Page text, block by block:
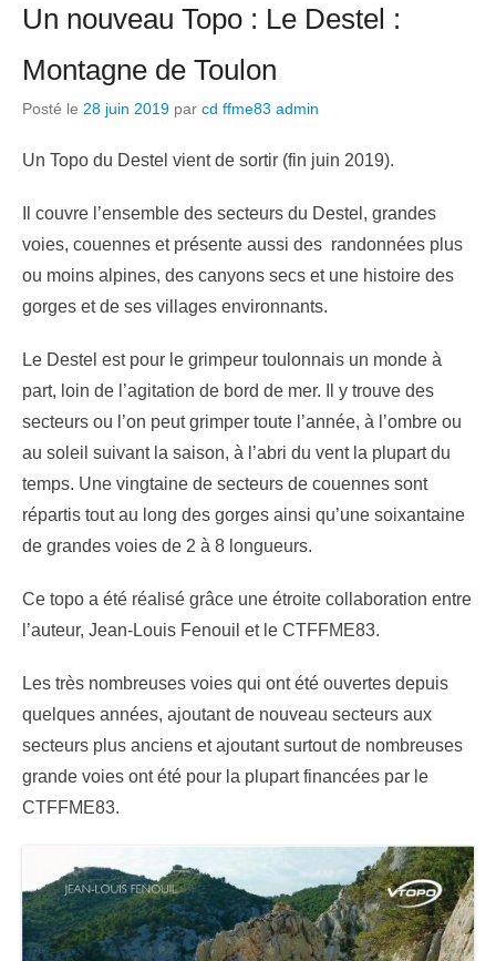
Un nouveau Topo : Le Destel :
Montagne de Toulon
Posté le 28 juin 2019 par cd ffme83 admin
Un Topo du Destel vient de sortir (fin juin 2019).
Il couvre l’ensemble des secteurs du Destel, grandes
voies, couennes et présente aussi des randonnées plus
ou moins alpines, des canyons secs et une histoire des
gorges et de ses villages environnants.
Le Destel est pour le grimpeur toulonnais un monde à
part, loin de l’agitation de bord de mer. Il y trouve des
secteurs ou l’on peut grimper toute l’année, à l’ombre ou
au soleil suivant la saison, à l’abri du vent la plupart du
temps. Une vingtaine de secteurs de couennes sont
répartis tout au long des gorges ainsi qu’une soixantaine
de grandes voies de 2 à 8 longueurs.
Ce topo a été réalisé grâce une étroite collaboration entre
l’auteur, Jean-Louis Fenouil et le CTFFME83.
Les très nombreuses voies qui ont été ouvertes depuis
quelques années, ajoutant de nouveau secteurs aux
secteurs plus anciens et ajoutant surtout de nombreuses
grande voies ont été pour la plupart financées par le
CTFFME83.